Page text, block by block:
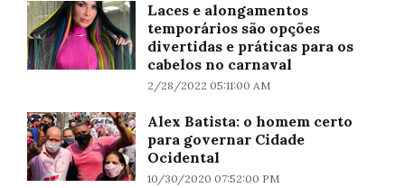
Laces e alongamentos
temporários são opções
divertidas e práticas para os
cabelos no carnaval
2/28/2022 05:11:00 AM
Alex Batista: o homem certo
para governar Cidade
Ocidental
10/30/2020 07:52:00 PM